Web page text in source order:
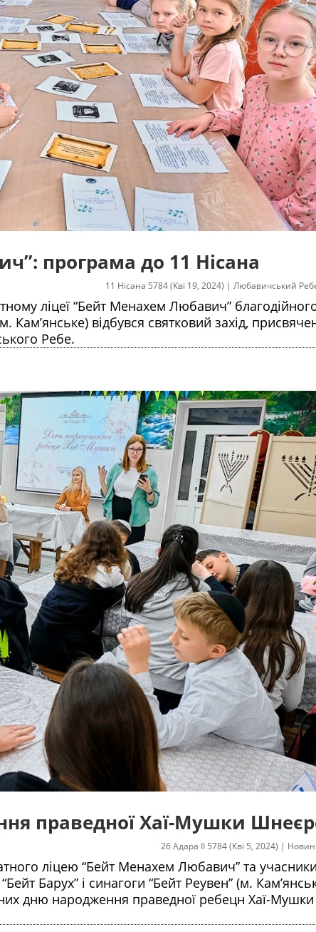
програма до 11 Нісана
11 Нісана 5784 (Кві 19, 2024) | Любавичський
ліцеї “Бейт Менахем Любавич”
Кам’янське) відбувся святковий захід,
Ребе.
праведної Хаї-Мушки
26 Адара II 5784 (Кві 5, 2024) |
ліцею “Бейт Менахем Любавич” та
Барух” і синагоги “Бейт Реувен” (м.
дню народження праведної ребецн Хаї-Мушки